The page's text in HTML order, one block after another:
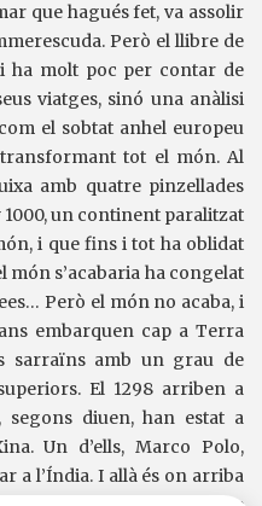
que hagués fet, va assolir
Però el llibre de
ha molt poc per contar de
viatges, sinó una anàlisi
el sobtat anhel europeu
tot el món. Al
amb quatre pinzellades
1000, un continent paralitzat
i que fins i tot ha oblidat
món s’acabaria ha congelat
Però el món no acaba, i
embarquen cap a Terra
sarraïns amb un grau de
El 1298 arriben a
segons diuen, han estat a
Un d’ells, Marco Polo,
a l’Índia. I allà és on arriba